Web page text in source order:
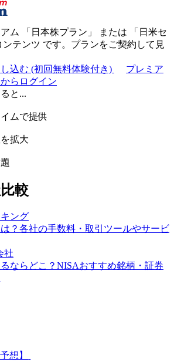
ム 「 日本株プラン 」 または 「 日米セ
ンテンツ です。プランをご契約して見
込む (初回無料体験付き)
プレミア
らログイン
と...
ムで提供
拡大
較
ング
？各社の手数料・取引ツールやサービ
社
ならどこ？NISAおすすめ銘柄・証券
想】